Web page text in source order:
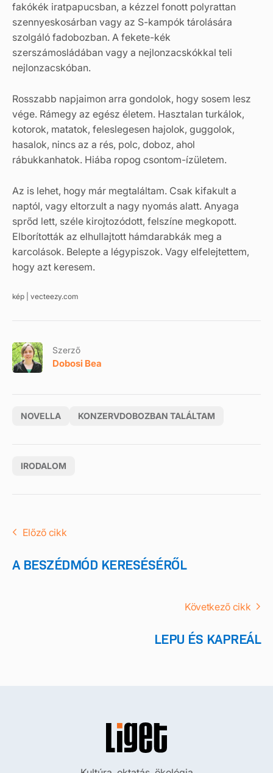
fakókék iratpapucsban, a kézzel fonott polyrattan
szennyeskosárban vagy az S-kampók tárolására
szolgáló fadobozban. A fekete-kék
szerszámosládában vagy a nejlonzacskókkal teli
nejlonzacskóban.
Rosszabb napjaimon arra gondolok, hogy sosem lesz
vége. Rámegy az egész életem. Hasztalan turkálok,
kotorok, matatok, feleslegesen hajolok, guggolok,
hasalok, nincs az a rés, polc, doboz, ahol
rábukkanhatok. Hiába ropog csontom-ízületem.
Az is lehet, hogy már megtaláltam. Csak kifakult a
naptól, vagy eltorzult a nagy nyomás alatt. Anyaga
sprőd lett, széle kirojtozódott, felszíne megkopott.
Elborították az elhullajtott hámdarabkák meg a
karcolások. Belepte a légypiszok. Vagy elfelejtettem,
hogy azt keresem.
kép | vecteezy.com
Szerző
Dobosi Bea
NOVELLA KONZERVDOBOZBAN TALÁLTAM
IRODALOM
Előző cikk
A BESZÉDMÓD KERESÉSÉRŐL
Következő cikk
LEPU ÉS KAPREÁL